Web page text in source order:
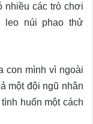
nhiều các trò chơi
leo núi phao thử
con mình vì ngoài
một đội ngũ nhân
huốn một cách